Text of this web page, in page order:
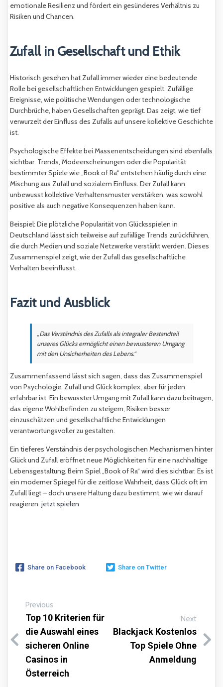
emotionale Resilienz und fördert ein gesünderes Verhältnis zu
Risiken und Chancen.
Zufall in Gesellschaft und Ethik
Historisch gesehen hat Zufall immer wieder eine bedeutende
Rolle bei gesellschaftlichen Entwicklungen gespielt. Zufällige
Ereignisse, wie politische Wendungen oder technologische
Durchbrüche, haben Gesellschaften geprägt. Das zeigt, wie tief
verwurzelt der Einfluss des Zufalls auf unsere kollektive Geschichte
ist.
Psychologische Effekte bei Massenentscheidungen sind ebenfalls
sichtbar. Trends, Modeerscheinungen oder die Popularität
bestimmter Spiele wie „Book of Ra“ entstehen häufig durch eine
Mischung aus Zufall und sozialem Einfluss. Der Zufall kann
unbewusst kollektive Verhaltensmuster verstärken, was sowohl
positive als auch negative Konsequenzen haben kann.
Beispiel: Die plötzliche Popularität von Glücksspielen in
Deutschland lässt sich teilweise auf zufällige Trends zurückführen,
die durch Medien und soziale Netzwerke verstärkt werden. Dieses
Zusammenspiel zeigt, wie der Zufall das gesellschaftliche
Verhalten beeinflusst.
Fazit und Ausblick
„Das Verständnis des Zufalls als integraler Bestandteil
unseres Glücks ermöglicht einen bewussteren Umgang
mit den Unsicherheiten des Lebens.“
Zusammenfassend lässt sich sagen, dass das Zusammenspiel
von Psychologie, Zufall und Glück komplex, aber für jeden
erfahrbar ist. Ein bewusster Umgang mit Zufall kann dazu beitragen,
das eigene Wohlbefinden zu steigern, Risiken besser
einzuschätzen und gesellschaftliche Entwicklungen
verantwortungsvoller zu gestalten.
Ein tieferes Verständnis der psychologischen Mechanismen hinter
Glück und Zufall eröffnet neue Möglichkeiten für eine nachhaltige
Lebensgestaltung. Beim Spiel „Book of Ra“ wird dies sichtbar: Es ist
ein moderner Spiegel für die zeitlose Wahrheit, dass Glück oft im
Zufall liegt – doch unsere Haltung dazu bestimmt, wie wir darauf
reagieren. jetzt spielen
Share on Facebook Share on Twitter
Previous
Top 10 Kriterien für
die Auswahl eines
sicheren Online
Casinos in
Österreich
Next
Blackjack Kostenlos
Top Spiele Ohne
Anmeldung